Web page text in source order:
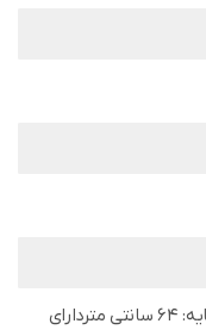
ارتفاع سه پایه: 180 سانتی مترعرض سه پایه: 64 سانتی متردارای